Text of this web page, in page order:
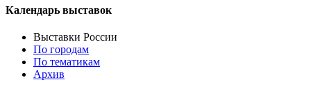
Календарь выставок
Выставки России
По городам
По тематикам
Архив